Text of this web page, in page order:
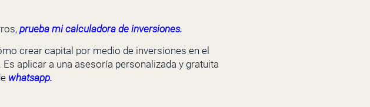
prueba mi calculadora de inversiones.
crear capital por medio de inversiones en el
aplicar a una asesoría personalizada y gratuita
whatsapp.